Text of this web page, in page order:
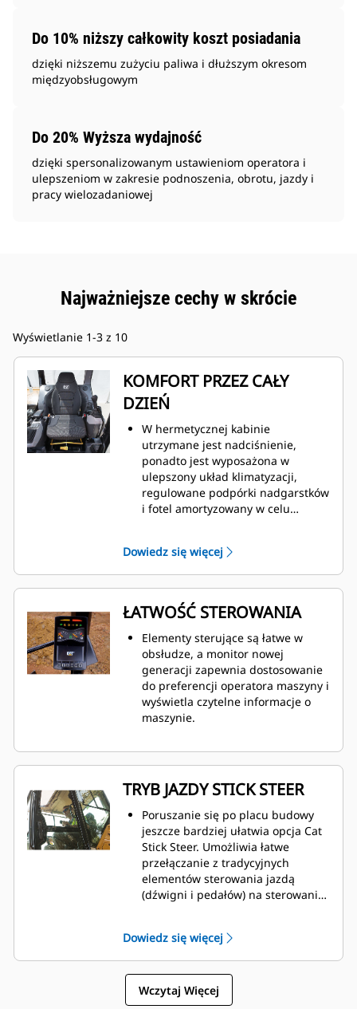
Do 10% niższy całkowity koszt posiadania
dzięki niższemu zużyciu paliwa i dłuższym okresom
międzyobsługowym
Do 20% Wyższa wydajność
dzięki spersonalizowanym ustawieniom operatora i
ulepszeniom w zakresie podnoszenia, obrotu, jazdy i
pracy wielozadaniowej
Najważniejsze cechy w skrócie
Wyświetlanie 1-3 z 10
KOMFORT PRZEZ CAŁY
DZIEŃ
W hermetycznej kabinie
utrzymane jest nadciśnienie,
ponadto jest wyposażona w
ulepszony układ klimatyzacji,
regulowane podpórki nadgarstków
i fotel amortyzowany w celu
Dowiedz się więcej
ŁATWOŚĆ STEROWANIA
Elementy sterujące są łatwe w
obsłudze, a monitor nowej
generacji zapewnia dostosowanie
do preferencji operatora maszyny i
wyświetla czytelne informacje o
maszynie.
TRYB JAZDY STICK STEER
Poruszanie się po placu budowy
jeszcze bardziej ułatwia opcja Cat
Stick Steer. Umożliwia łatwe
przełączanie z tradycyjnych
elementów sterowania jazdą
(dźwigni i pedałów) na sterowanie
postaci mniejszego wysiłku i
lepszego sterowania.
Dowiedz się więcej
Wczytaj Więcej